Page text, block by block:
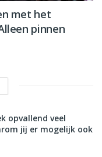
met het
pinnen
opvallend veel
jij er mogelijk ook